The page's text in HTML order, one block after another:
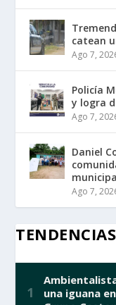
catean
Ago 7,
Policía
y logra
Ago 7,
Daniel
Ago 7,
TENDENCIAS